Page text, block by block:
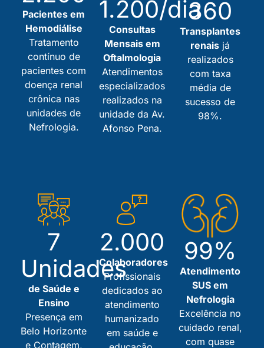
Pacientes em
Hemodiálise
Tratamento
contínuo de
pacientes com
doença renal
crônica nas
unidades de
Nefrologia.
1.200/dia
Consultas
Mensais em
Oftalmologia
Atendimentos
especializados
realizados na
unidade da Av.
Afonso Pena.
360
Transplantes
renais já
realizados
com taxa
média de
sucesso de
98%.
7
Unidades
de Saúde e
Ensino
Presença em
Belo Horizonte
e Contagem,
2.000
Colaboradores
Profissionais
dedicados ao
atendimento
humanizado
em saúde e
99%
Atendimento
SUS em
Nefrologia
Excelência no
cuidado renal,
com quase